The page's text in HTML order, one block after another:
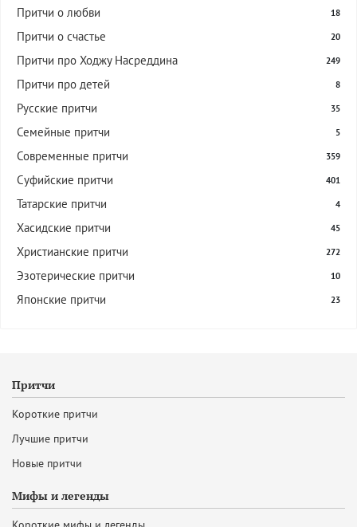
Притчи о любви 18
Притчи о счастье 20
Притчи про Ходжу Насреддина 249
Притчи про детей 8
Русские притчи 35
Семейные притчи 5
Современные притчи 359
Суфийские притчи 401
Татарские притчи 4
Хасидские притчи 45
Христианские притчи 272
Эзотерические притчи 10
Японские притчи 23
Притчи
Короткие притчи
Лучшие притчи
Новые притчи
Мифы и легенды